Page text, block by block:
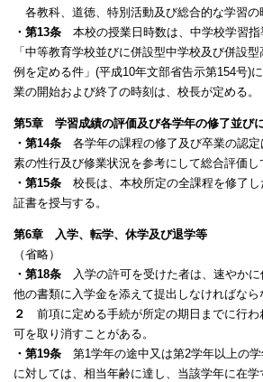
各教科、道徳、特別活動及び総合的な学習の
・第13条 本校の授業日時数は、中学校学習
「中等教育学校並びに併設型中学校及び併設
例を定める件」(平成10年文部省告示第154号)
業の開始および終了の時刻は、校長が定める。
第5章 学習成績の評価及び各学年の修了並び
・第14条 各学年の課程の修了及び卒業の認
素の性行及び修業状況を参考にして総合評価し
・第15条 校長は、本校所定の全課程を修了
証書を授与する。
第6章 入学、転学、休学及び退学等
（省略）
・第18条 入学の許可を受けた者は、速やか
他の書類に入学金を添えて提出しなければなら
２
前項に定める手続が所定の期日までに行わ
可を取り消すことがある。
・第19条 第1学年の途中又は第2学年以上の
に対しては、相当年齢に達し、当該学年に在